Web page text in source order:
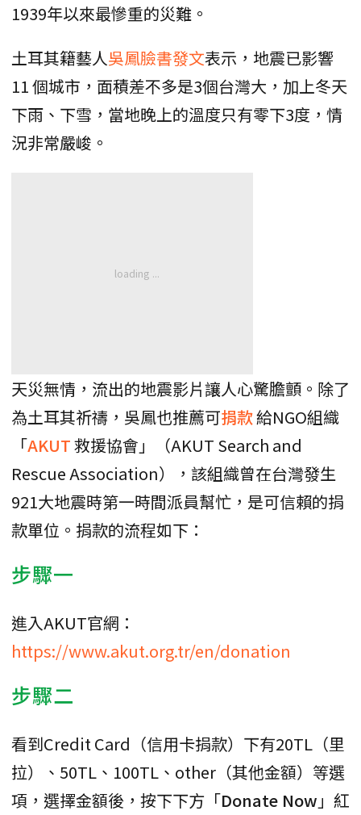
1939年以來最慘重的災難。
土耳其籍藝人吳鳳臉書發文表示，地震已影響
11 個城市，面積差不多是3個台灣大，加上冬天
下雨、下雪，當地晚上的溫度只有零下3度，情
況非常嚴峻。
天災無情，流出的地震影片讓人心驚膽顫。除了
為土耳其祈禱，吳鳳也推薦可捐款給NGO組織
「AKUT救援協會」（AKUT Search and
Rescue Association），該組織曾在台灣發生
921大地震時第一時間派員幫忙，是可信賴的捐
款單位。捐款的流程如下：
步驟一
進入AKUT官網：
https://www.akut.org.tr/en/donation
步驟二
看到Credit Card（信用卡捐款）下有20TL（里
拉）、50TL、100TL、other（其他金額）等選
項，選擇金額後，按下下方「Donate Now 」紅